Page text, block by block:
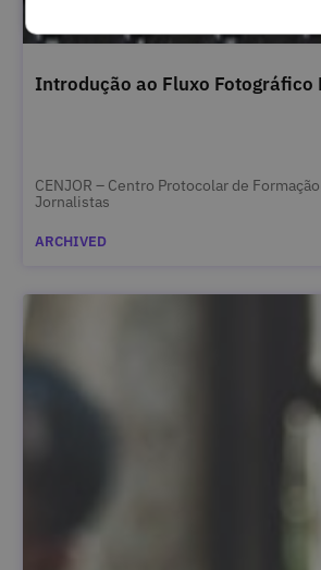
Introdução ao Fluxo Fotográfico
CENJOR – Centro Protocolar de
Jornalistas
ARCHIVED